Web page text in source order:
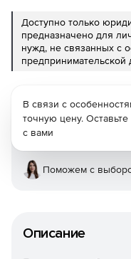
Доступно только
предназначено для
нужд, не связанных с
предпринимательской
Описание
В связи с
точную цену.
с вами
Поможем с